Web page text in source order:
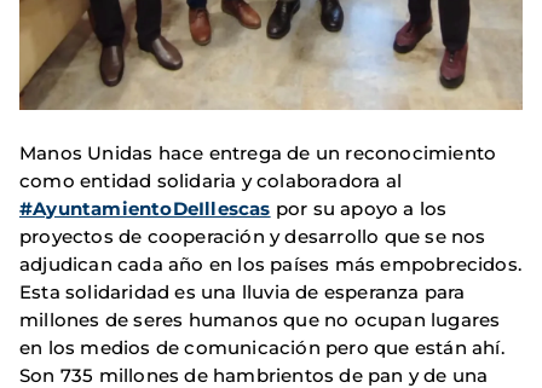
Manos Unidas hace entrega de un reconocimiento
como entidad solidaria y colaboradora al
#AyuntamientoDeIllescas por su apoyo a los
proyectos de cooperación y desarrollo que se nos
adjudican cada año en los países más empobrecidos.
Esta solidaridad es una lluvia de esperanza para
millones de seres humanos que no ocupan lugares
en los medios de comunicación pero que están ahí.
Son 735 millones de hambrientos de pan y de una